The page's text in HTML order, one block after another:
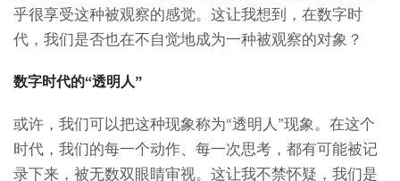
乎很享受这种被观察的感觉。这让我想到，在数字时
代，我们是否也在不自觉地成为一种被观察的对象？
数字时代的“透明人”
或许，我们可以把这种现象称为“透明人”现象。在这个
时代，我们的每一个动作、每一次思考，都有可能被记
录下来，被无数双眼睛审视。这让我不禁怀疑，我们是